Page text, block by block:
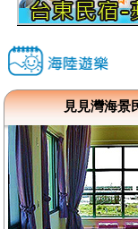
見見灣海景